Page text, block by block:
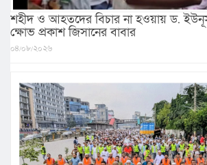
শহীদ ও আহতদের বিচার না হওয়ায় ড.
ক্ষোভ প্রকাশ জিসানের বাবার
০৪/০৮/২০২৬